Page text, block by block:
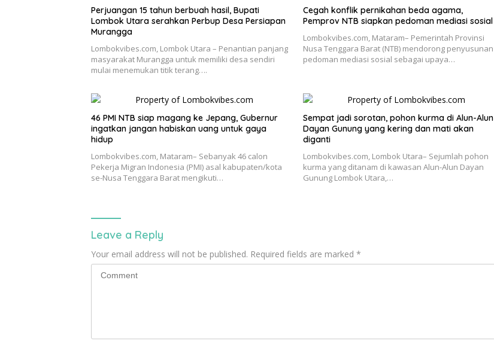
Perjuangan 15 tahun berbuah hasil, Bupati
Lombok Utara serahkan Perbup Desa Persiapan
Murangga
Lombokvibes.com, Lombok Utara – Penantian panjang
masyarakat Murangga untuk memiliki desa sendiri
mulai menemukan titik terang….
Cegah konflik pernikahan beda agama,
Pemprov NTB siapkan pedoman mediasi sosial
Lombokvibes.com, Mataram– Pemerintah Provinsi
Nusa Tenggara Barat (NTB) mendorong penyusunan
pedoman mediasi sosial sebagai upaya…
46 PMI NTB siap magang ke Jepang, Gubernur
ingatkan jangan habiskan uang untuk gaya
hidup
Lombokvibes.com, Mataram– Sebanyak 46 calon
Pekerja Migran Indonesia (PMI) asal kabupaten/kota
se-Nusa Tenggara Barat mengikuti…
Sempat jadi sorotan, pohon kurma di Alun-Alun
Dayan Gunung yang kering dan mati akan
diganti
Lombokvibes.com, Lombok Utara– Sejumlah pohon
kurma yang ditanam di kawasan Alun-Alun Dayan
Gunung Lombok Utara,…
Leave a Reply
Your email address will not be published. Required fields are marked *